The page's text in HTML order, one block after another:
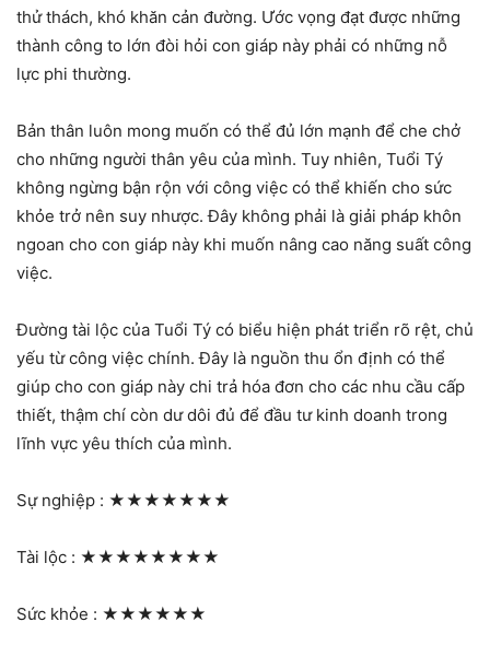
thử thách, khó khăn cản đường. Ước vọng đạt được những
thành công to lớn đòi hỏi con giáp này phải có những nỗ
lực phi thường.
Bản thân luôn mong muốn có thể đủ lớn mạnh để che chở
cho những người thân yêu của mình. Tuy nhiên, Tuổi Tý
không ngừng bận rộn với công việc có thể khiến cho sức
khỏe trở nên suy nhược. Đây không phải là giải pháp khôn
ngoan cho con giáp này khi muốn nâng cao năng suất công
việc.
Đường tài lộc của Tuổi Tý có biểu hiện phát triển rõ rệt, chủ
yếu từ công việc chính. Đây là nguồn thu ổn định có thể
giúp cho con giáp này chi trả hóa đơn cho các nhu cầu cấp
thiết, thậm chí còn dư dôi đủ để đầu tư kinh doanh trong
lĩnh vực yêu thích của mình.
Sự nghiệp : ★★★★★★★
Tài lộc : ★★★★★★★★
Sức khỏe : ★★★★★★